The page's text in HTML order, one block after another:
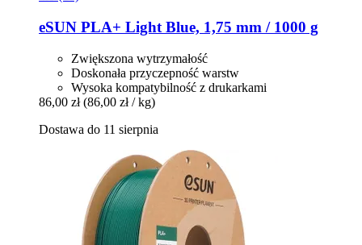
eSUN PLA+ Light Blue, 1,75 mm / 1000 g
Zwiększona wytrzymałość
Doskonała przyczepność warstw
Wysoka kompatybilność z drukarkami
86,00 zł (86,00 zł / kg)
Dostawa do 11 sierpnia